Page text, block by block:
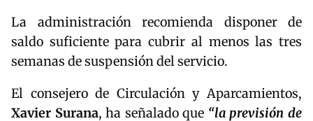
La administración recomienda disponer de
saldo suficiente para cubrir al menos las tres
semanas de suspensión del servicio.
El consejero de Circulación y Aparcamientos,
Xavier Surana, ha señalado que “la previsión de